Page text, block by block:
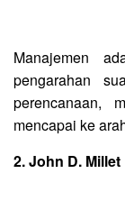
Manajemen
pengarahan
perencanaan,
mencapai ke
2. John D. Millet